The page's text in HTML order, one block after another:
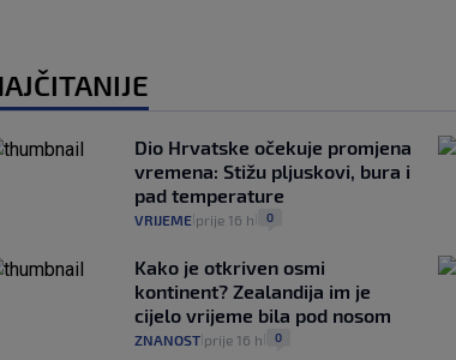
Dio Hrvatske očekuje promjena
vremena: Stižu pljuskovi, bura i
pad temperature
VRIJEME prije 16 h 0
Kako je otkriven osmi
kontinent? Zealandija im je
cijelo vrijeme bila pod nosom
ZNANOST prije 16 h 0